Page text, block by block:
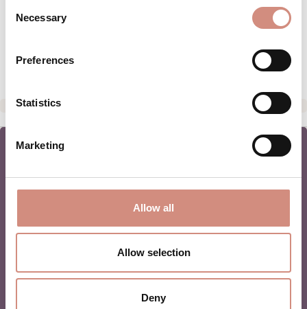
Selection
Necessary
Preferences
Statistics
Marketing
Allow all
Allow selection
Deny
mamalila Partn…
NEWSLETTER
BABYTRAGEN
Finde hier Inspiration für deinen Mama-Lifestyle!